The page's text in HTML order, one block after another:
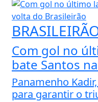
Com gol no
bate Santos
Panamenho
para garantir o